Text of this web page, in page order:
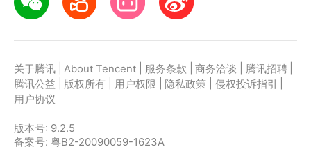
关于腾讯 About Tencent 服务条款 商务洽谈 腾讯招聘
腾讯公益
版权所有 用户权限 隐私政策 侵权投诉指引
用户协议
版本号: 9.2.5
备案号: 粤B2-20090059-1623A